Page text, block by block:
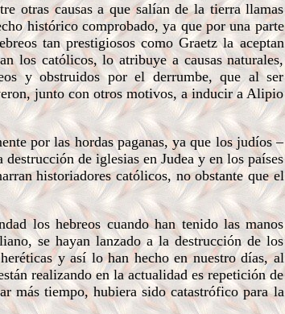
otras causas a que salían de la tierra llamas
histórico comprobado, ya que por una parte
tan prestigiosos como Graetz la aceptan
los católicos, lo atribuye a causas naturales,
y obstruidos por el derrumbe, que al ser
junto con otros motivos, a inducir a Alipio
por las hordas paganas, ya que los judíos –
de iglesias en Judea y en los países
historiadores católicos, no obstante que el
los hebreos cuando han tenido las manos
se hayan lanzado a la destrucción de los
y así lo han hecho en nuestro días, al
realizando en la actualidad es repetición de
más tiempo, hubiera sido catastrófico para la